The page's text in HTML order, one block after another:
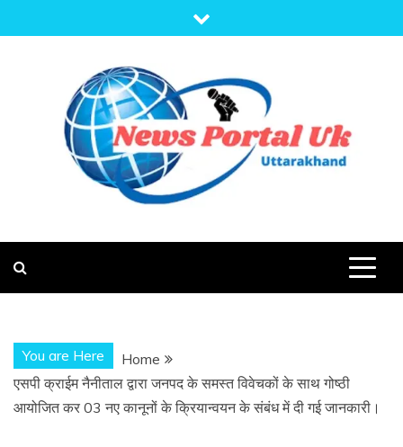
to
NEWS PORTAL
UK
You are Here
Home
एसपी क्राईम नैनीताल द्वारा जनपद के समस्त विवेचकों के साथ गोष्ठी
आयोजित कर 03 नए कानूनों के क्रियान्वयन के संबंध में दी गई जानकारी।